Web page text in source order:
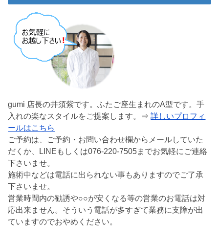
gumi 店長の井須紫です。ふたご座生まれのA型です。手
入れの楽なスタイルをご提案します。⇒詳しいプロフィ
ールはこちら
ご予約は、ご予約・お問い合わせ欄からメールしていた
だくか、LINEもしくは076-220-7505までお気軽にご連絡
下さいませ。
施術中などは電話に出られない事もありますのでご了承
下さいませ。
営業時間内の勧誘や○○が安くなる等の営業のお電話は対
応出来ません。そういう電話が多すぎて業務に支障が出
ていますのでおやめください。